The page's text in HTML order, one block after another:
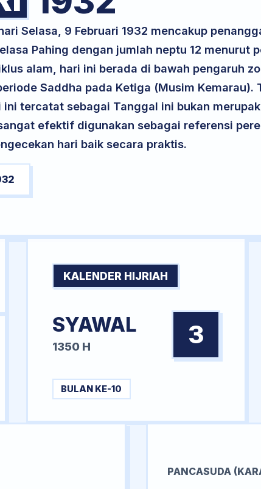
Selasa, 9 Februari 1932 mencakup
Pahing dengan jumlah neptu 12 menurut
alam, hari ini berada di bawah pengaruh
Saddha pada Ketiga (Musim Kemarau).
tercatat sebagai Tanggal ini bukan
efektif digunakan sebagai referensi
hari baik secara praktis.
KALENDER HIJRIAH
SYAWAL
1350 H 3
BULAN KE-10
PANCASUDA